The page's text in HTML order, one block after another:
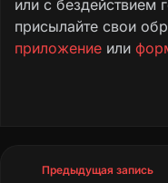
или с бездействием
присылайте свои
приложение или
Предыдущая запись